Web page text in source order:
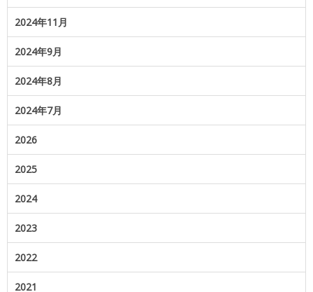
2024年11月
2024年9月
2024年8月
2024年7月
2026
2025
2024
2023
2022
2021